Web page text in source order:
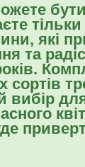
тільки
які
та
сортів
вибір